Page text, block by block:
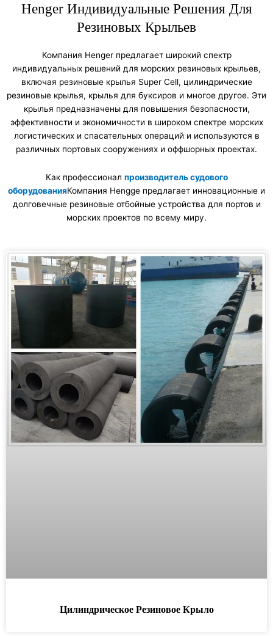
Henger Индивидуальные Решения Для
Резиновых Крыльев
Компания Henger предлагает широкий спектр
индивидуальных решений для морских резиновых крыльев,
включая резиновые крылья Super Cell, цилиндрические
резиновые крылья, крылья для буксиров и многое другое. Эти
крылья предназначены для повышения безопасности,
эффективности и экономичности в широком спектре морских
логистических и спасательных операций и используются в
различных портовых сооружениях и оффшорных проектах.
Как профессионал производитель судового
оборудованияКомпания Hengge предлагает инновационные и
долговечные резиновые отбойные устройства для портов и
морских проектов по всему миру.
Цилиндрическое Резиновое Крыло